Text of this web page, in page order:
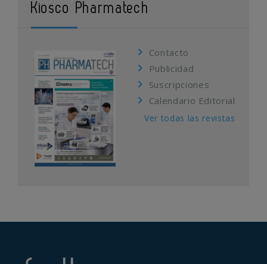
Kiosco Pharmatech
Contacto
Publicidad
Suscripciones
Calendario Editorial
Ver todas las revistas